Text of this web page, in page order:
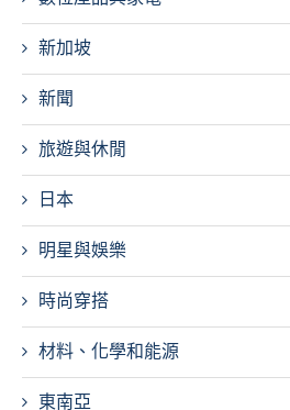
新加坡
新聞
旅遊與休閒
日本
明星與娛樂
時尚穿搭
材料、化學和能源
東南亞